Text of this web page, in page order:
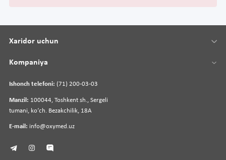
Ishonch telefoni: (71) 200-03-03
Manzil: 100044, Toshkent sh., Sergeli
tumani, koʻch. Bezakchilik, 18A
E-mail: info@oxymed.uz
Xaridor uchun
Kompaniya